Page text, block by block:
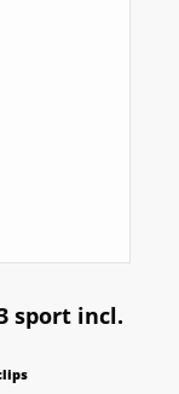
sport incl.